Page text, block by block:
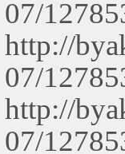
07/
http://
07/
http://
07/